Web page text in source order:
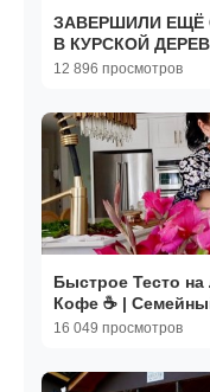
ЗАВЕРШИЛИ ЕЩЁ
В КУРСКОЙ
12 896 просмотров
Быстрое Тесто
Кофе ☕️ |
16 049 просмотров